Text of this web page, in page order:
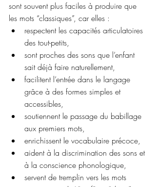
sont souvent plus faciles à produire que
les mots “classiques”, car elles :
respectent les capacités articulatoires
des tout-petits,
sont proches des sons que l’enfant
sait déjà faire naturellement,
facilitent l’entrée dans le langage
grâce à des formes simples et
accessibles,
soutiennent le passage du babillage
aux premiers mots,
enrichissent le vocabulaire précoce,
aident à la discrimination des sons et
à la conscience phonologique,
servent de tremplin vers les mots